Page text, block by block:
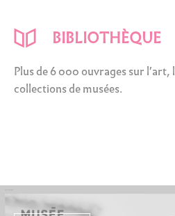
BIBLIOTHÈQUE
Plus de 6 000 ouvrages sur l’art,
collections de musées.